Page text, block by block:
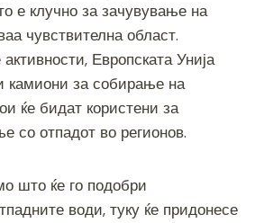
е клучно за зачувување на
чувствителна област.
Европската Унија
камиони за собирање на
ќе бидат користени за
со отпадот во регионов.
што ќе го подобри
води, туку ќе придонесе